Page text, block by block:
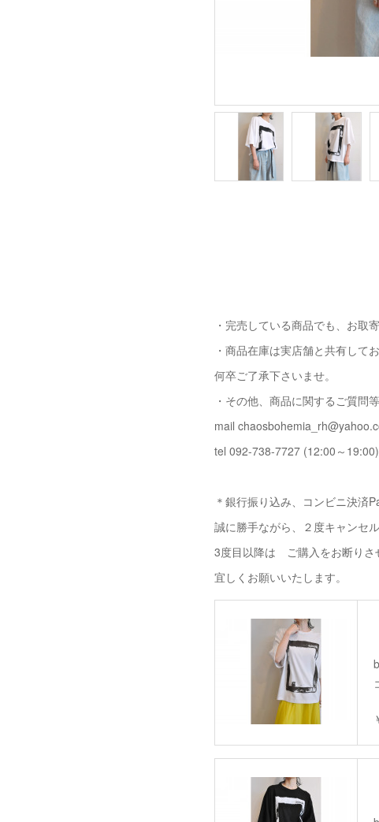
・完売している商品でも、お取
・商品在庫は実店舗と共有して
何卒ご了承下さいませ。
・その他、商品に関するご質問
mail
tel 092-738-7727 (12:00～19:00)
＊銀行振り込み、コンビニ決済
誠に勝手ながら、２度キャンセ
3度目以降は ご購入をお断りさ
宜しくお願いいたします。